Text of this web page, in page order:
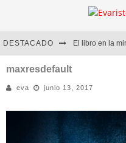
DESTACADO
Diego Meret |
maxresdefault
eva junio 13, 2017